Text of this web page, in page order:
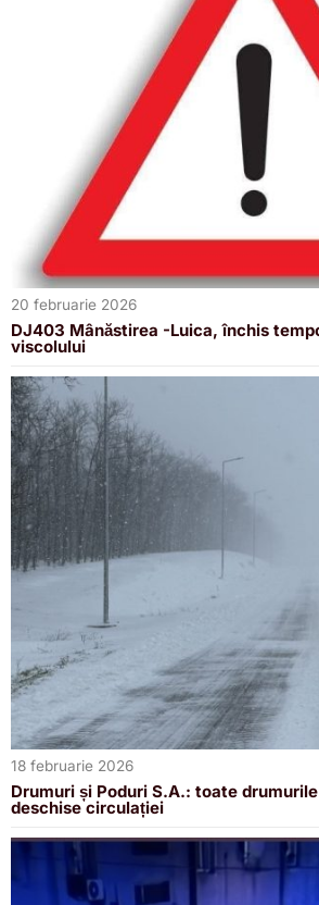
20 februarie 2026
DJ403 Mânăstirea -Luica, închis
viscolului
18 februarie 2026
Drumuri și Poduri S.A.: toate
deschise circulației